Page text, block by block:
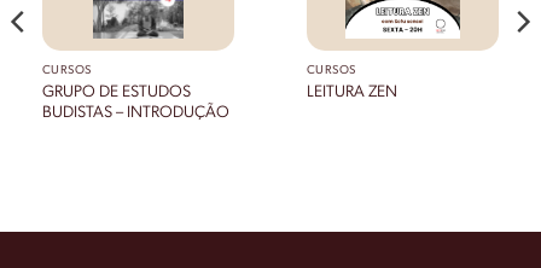
CURSOS
GRUPO DE ESTUDOS
BUDISTAS – INTRODUÇÃO
CURSOS
LEITURA ZEN